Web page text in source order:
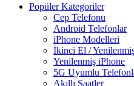
Popüler Kategoriler
Cep Telefonu
Android Telefonlar
iPhone Modelleri
İkinci El /
Yenilenmiş iPhone
5G Uyumlu
Akıllı Saatler